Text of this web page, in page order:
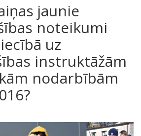
jaunie
noteikumi
uz
instruktāžām
nodarbībām